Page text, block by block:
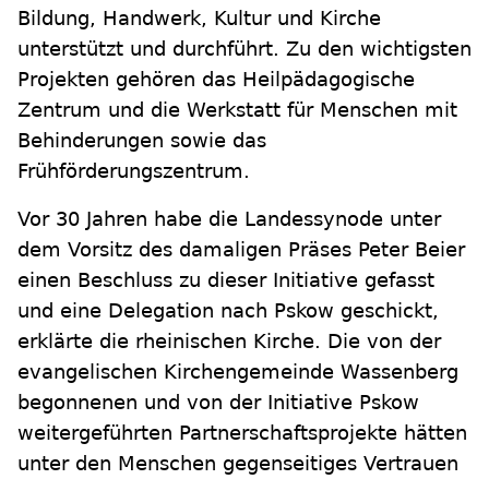
Bildung, Handwerk, Kultur und Kirche
unterstützt und durchführt. Zu den wichtigsten
Projekten gehören das Heilpädagogische
Zentrum und die Werkstatt für Menschen mit
Behinderungen sowie das
Frühförderungszentrum.
Vor 30 Jahren habe die Landessynode unter
dem Vorsitz des damaligen Präses Peter Beier
einen Beschluss zu dieser Initiative gefasst
und eine Delegation nach Pskow geschickt,
erklärte die rheinischen Kirche. Die von der
evangelischen Kirchengemeinde Wassenberg
begonnenen und von der Initiative Pskow
weitergeführten Partnerschaftsprojekte hätten
unter den Menschen gegenseitiges Vertrauen